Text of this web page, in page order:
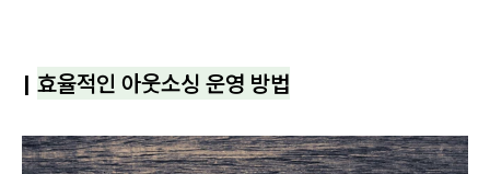
| 효율적인 아웃소싱 운영 방법